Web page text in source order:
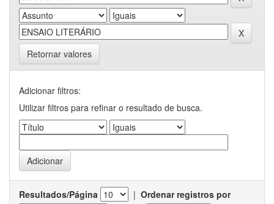
Retornar valores
Adicionar filtros:
Utilizar filtros para refinar o resultado de busca.
Resultados/Página | Ordenar registros por